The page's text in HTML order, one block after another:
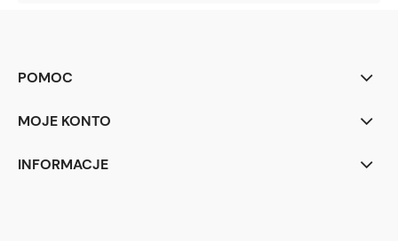
POMOC
MOJE KONTO
INFORMACJE